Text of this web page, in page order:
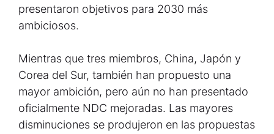
presentaron objetivos para 2030 más
ambiciosos.
Mientras que tres miembros, China, Japón y
Corea del Sur, también han propuesto una
mayor ambición, pero aún no han presentado
oficialmente NDC mejoradas. Las mayores
disminuciones se produjeron en las propuestas